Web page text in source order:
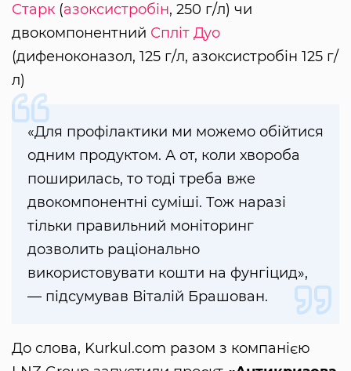
Старк (азоксистробін, 250 г/л) чи
двокомпонентний Спліт Дуо
(дифеноконазол, 125 г/л, азоксистробін 125 г/
л)
«Для профілактики ми можемо обійтися
одним продуктом. А от, коли хвороба
поширилась, то тоді треба вже
двокомпонентні суміші. Тож наразі
тільки правильний моніторинг
дозволить раціонально
використовувати кошти на фунгіцид»,
— підсумував Віталій Брашован.
До слова, Kurkul.com разом з компанією